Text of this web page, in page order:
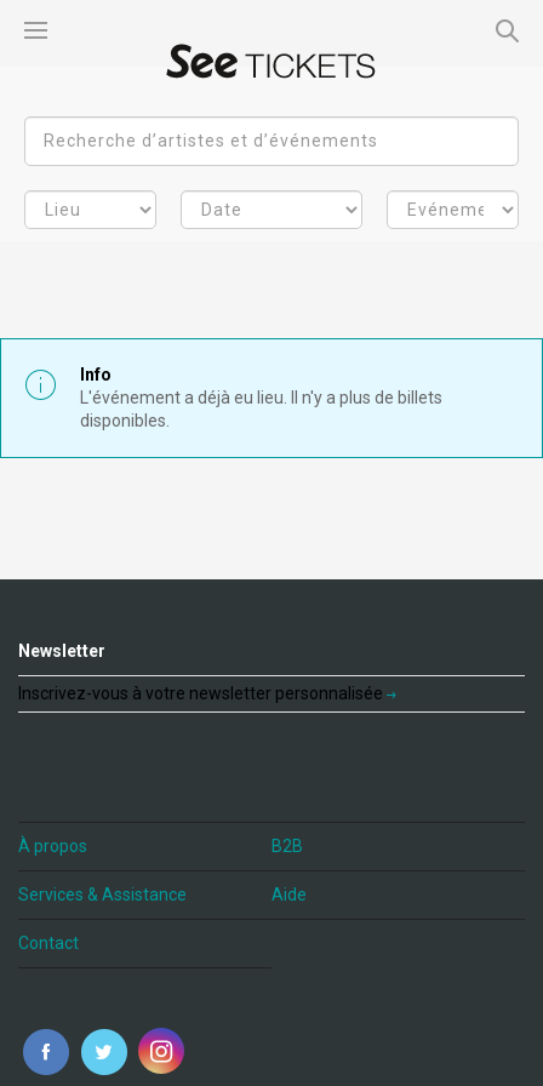
Info
L'événement a déjà eu lieu. Il n'y a plus de billets
disponibles.
Newsletter
Inscrivez-vous à votre newsletter personnalisée
À propos B2B
Services & Assistance Aide
Contact
fr